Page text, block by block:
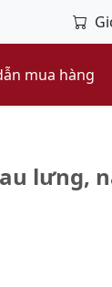
mua hàng
lưng,